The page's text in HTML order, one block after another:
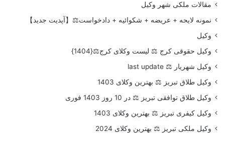
مقالات ملکی شهر وکیل
نمونه لایحه + عریضه + شکوائیه + دادخواست⚖️【آپدیت جدید】
وکیل
وکیل حقوقی کرج ⚖️ لیست وکلای کرج⚖️{1404}
وکیل شهریار ⚖️ last update
وکیل طلاق تبریز ⚖️ بهترین وکلای 1403
وکیل طلاق توافقی تبریز ⚖️ در 10 روز 1403 فوری
وکیل کیفری تبریز ⚖️ بهترین وکلای 1403
وکیل ملکی تبریز ⚖️ بهترین وکلای 2024